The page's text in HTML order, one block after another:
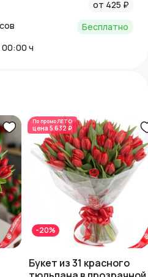
от 425 ₽
Бесплатно
ч
По промоЛЕТО
цена 5 632 ₽
-20%
Букет из 31 красного